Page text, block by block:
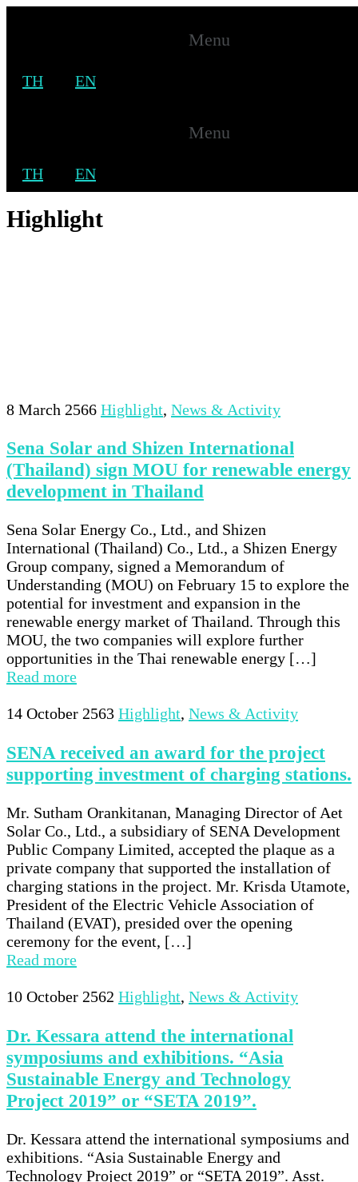
Menu
TH EN
Menu
TH EN
Highlight
Highlight
Highlight
8 March 2566 Highlight, News & Activity
Sena Solar and Shizen International
(Thailand) sign MOU for renewable energy
development in Thailand
Sena Solar Energy Co., Ltd., and Shizen
International (Thailand) Co., Ltd., a Shizen Energy
Group company, signed a Memorandum of
Understanding (MOU) on February 15 to explore the
potential for investment and expansion in the
renewable energy market of Thailand. Through this
MOU, the two companies will explore further
opportunities in the Thai renewable energy […]
Read more
14 October 2563 Highlight, News & Activity
SENA received an award for the project
supporting investment of charging stations.
Mr. Sutham Orankitanan, Managing Director of Aet
Solar Co., Ltd., a subsidiary of SENA Development
Public Company Limited, accepted the plaque as a
private company that supported the installation of
charging stations in the project. Mr. Krisda Utamote,
President of the Electric Vehicle Association of
Thailand (EVAT), presided over the opening
ceremony for the event, […]
Read more
10 October 2562 Highlight, News & Activity
Dr. Kessara attend the international
symposiums and exhibitions. “Asia
Sustainable Energy and Technology
Project 2019” or “SETA 2019”.
Dr. Kessara attend the international symposiums and
exhibitions. “Asia Sustainable Energy and
Technology Project 2019” or “SETA 2019”. Asst.